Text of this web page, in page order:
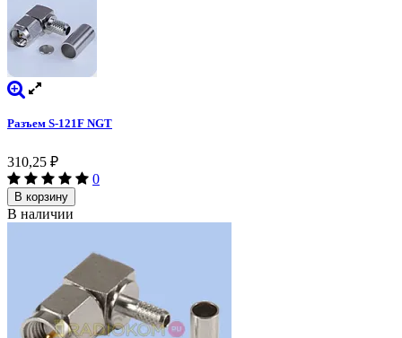
Разъем S-121F NGT
310,25 ₽
0
В корзину
В наличии